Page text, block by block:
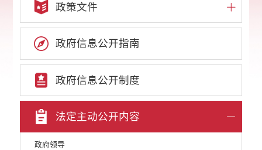
政策文件
政府信息公开指南
政府信息公开制度
法定主动公开内容
政府领导